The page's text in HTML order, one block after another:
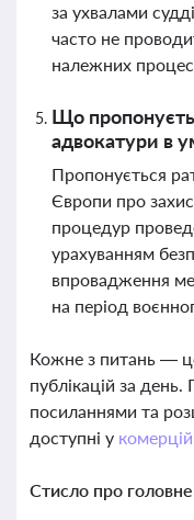
за ухвалами
часто не
належних
Що
адвокатури в
Пропонується
Європи про
процедур
урахуванням
впровадження
на період
Кожне з питань —
публікацій за
посиланнями та
доступні у
Стисло про